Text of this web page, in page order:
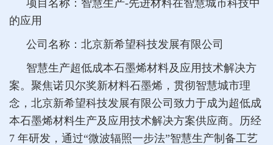
项目名称：智慧生产-先进材料在智慧城市科技中
的应用
公司名称：北京新希望科技发展有限公司
智慧生产超低成本石墨烯材料及应用技术解决方
案。聚焦诺贝尔奖新材料石墨烯，贯彻智慧城市理
念，北京新希望科技发展有限公司致力于成为超低成
本石墨烯材料生产及应用技术解决方案供应商。历经
7 年研发，通过“微波辐照一步法”智慧生产制备工艺